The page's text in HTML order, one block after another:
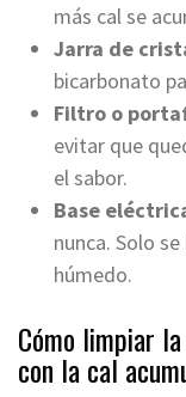
más cal se
Jarra de
bicarbonato
Filtro o
evitar que
el sabor.
Base
nunca. Solo
húmedo.
Cómo limpiar
con la cal